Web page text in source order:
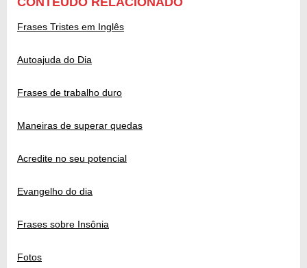
Frases Tristes em Inglês
Autoajuda do Dia
Frases de trabalho duro
Maneiras de superar quedas
Acredite no seu potencial
Evangelho do dia
Frases sobre Insônia
Fotos